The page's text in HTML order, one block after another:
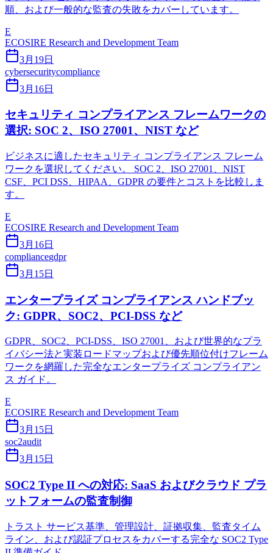
順、および一般的な監査の失敗をカバーしています。
E
ECOSIRE Research and Development Team
3月19日
cybersecuritycompliance
3月16日
セキュリティ コンプライアンス フレームワークの
選択: SOC 2、ISO 27001、NIST など
ビジネスに適したセキュリティ コンプライアンス フレーム
ワークを選択してください。 SOC 2、ISO 27001、NIST
CSF、PCI DSS、HIPAA、GDPR の要件とコストを比較しま
す。
E
ECOSIRE Research and Development Team
3月16日
compliancegdpr
3月15日
エンタープライズ コンプライアンス ハンドブッ
ク: GDPR、SOC2、PCI-DSS など
GDPR、SOC2、PCI-DSS、ISO 27001、および世界的なプラ
イバシー法と実装ロードマップおよび優先順位付けフレーム
ワークを網羅した完全なエンタープライズ コンプライアン
ス ガイド。
E
ECOSIRE Research and Development Team
3月15日
soc2audit
3月15日
SOC2 Type II への対応: SaaS およびクラウド プラ
ットフォームの監査制御
トラスト サービス基準、管理設計、証拠収集、監査タイム
ライン、および認証プロセスをカバーする完全な SOC2 Type